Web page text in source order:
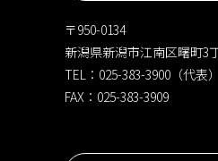
〒950-0134
新潟県新潟市江南区曙町3
TEL：025-383-3900（代表）
FAX：025-383-3909